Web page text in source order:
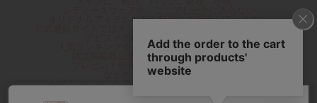
オリジナルアイテムなどを幅広くご用意しています。
アビステの幅広い商品を取り揃え、
人気ランキングやテレビなどメディア着用商品、
雑誌掲載商品情報を紹介するコンテンツ、
プレゼント包装無料や独自のポイント還元
などのサービスをご提供。
心躍るインポートアクセサリーや時計、小物などで、